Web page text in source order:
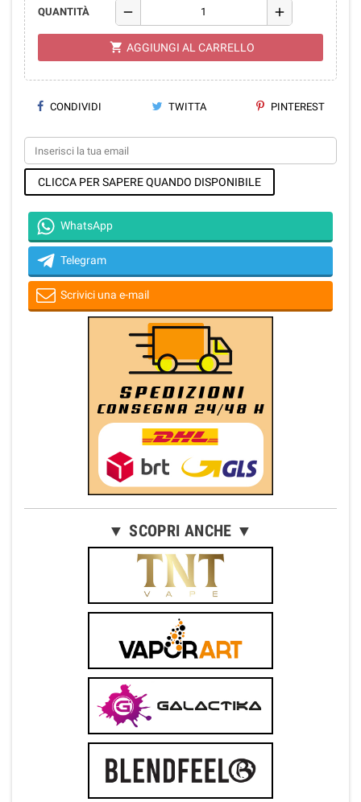
QUANTITÀ remove add
shopping_cart AGGIUNGI AL CARRELLO
CONDIVIDI TWITTA PINTEREST
CLICCA PER SAPERE QUANDO DISPONIBILE
WhatsApp
Telegram
Scrivici una e-mail
▼ SCOPRI ANCHE ▼